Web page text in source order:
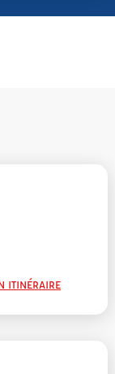
ITINÉRAIRE